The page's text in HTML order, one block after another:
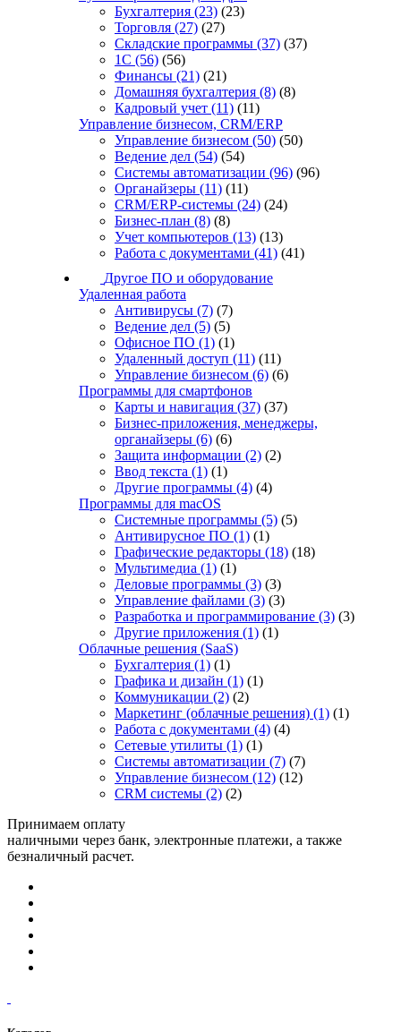
Бухгалтерия (23) (23)
Торговля (27) (27)
Складские программы (37) (37)
1С (56) (56)
Финансы (21) (21)
Домашняя бухгалтерия (8) (8)
Кадровый учет (11) (11)
Управление бизнесом, CRM/ERP
Управление бизнесом (50) (50)
Ведение дел (54) (54)
Системы автоматизации (96) (96)
Органайзеры (11) (11)
CRM/ERP-системы (24) (24)
Бизнес-план (8) (8)
Учет компьютеров (13) (13)
Работа с документами (41) (41)
Другое ПО и оборудование
Удаленная работа
Антивирусы (7) (7)
Ведение дел (5) (5)
Офисное ПО (1) (1)
Удаленный доступ (11) (11)
Управление бизнесом (6) (6)
Программы для смартфонов
Карты и навигация (37) (37)
Бизнес-приложения, менеджеры,
органайзеры (6) (6)
Защита информации (2) (2)
Ввод текста (1) (1)
Другие программы (4) (4)
Программы для macOS
Системные программы (5) (5)
Антивирусное ПО (1) (1)
Графические редакторы (18) (18)
Мультимедиа (1) (1)
Деловые программы (3) (3)
Управление файлами (3) (3)
Разработка и программирование (3) (3)
Другие приложения (1) (1)
Облачные решения (SaaS)
Бухгалтерия (1) (1)
Графика и дизайн (1) (1)
Коммуникации (2) (2)
Маркетинг (облачные решения) (1) (1)
Работа с документами (4) (4)
Сетевые утилиты (1) (1)
Системы автоматизации (7) (7)
Управление бизнесом (12) (12)
CRM системы (2) (2)
Принимаем оплату
наличными через банк, электронные платежи, а также
безналичный расчет.